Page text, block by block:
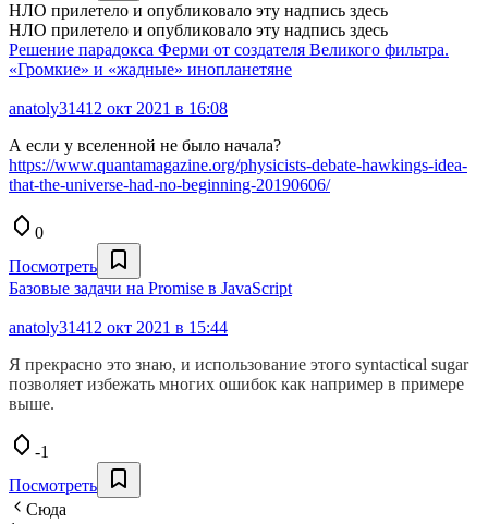
НЛО прилетело и опубликовало эту надпись здесь
НЛО прилетело и опубликовало эту надпись здесь
Решение парадокса Ферми от создателя Великого фильтра.
«Громкие» и «жадные» инопланетяне
anatoly31412 окт 2021 в 16:08
А если у вселенной не было начала?
https://www.quantamagazine.org/physicists-debate-hawkings-idea-
that-the-universe-had-no-beginning-20190606/
0
Посмотреть
Базовые задачи на Promise в JavaScript
anatoly31412 окт 2021 в 15:44
Я прекрасно это знаю, и использование этого syntactical sugar
позволяет избежать многих ошибок как например в примере
выше.
-1
Посмотреть
Сюда